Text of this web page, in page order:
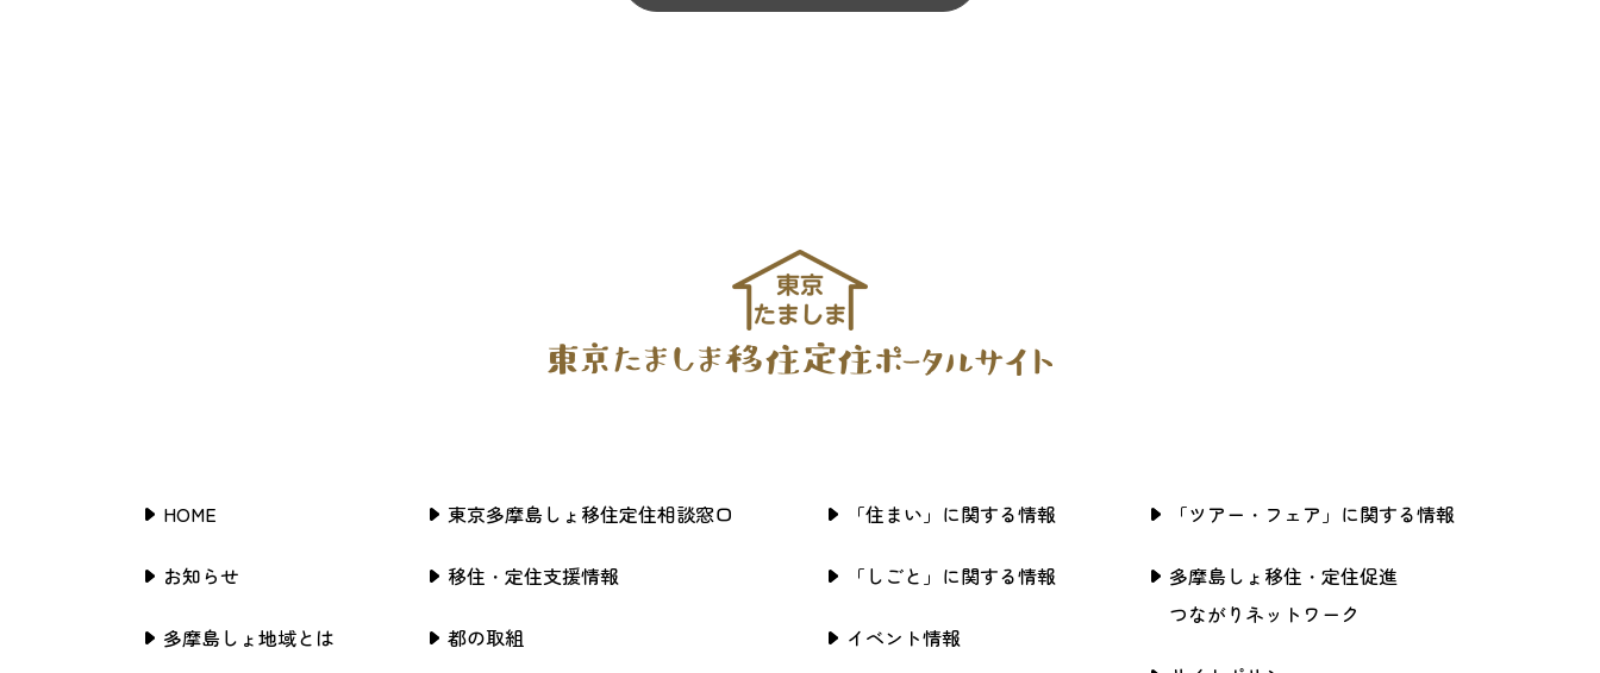
HOME
お知らせ
多摩島しょ地域とは
東京多摩島しょ移住定住相談窓口
移住・定住支援情報
都の取組
「住まい」に関する情報
「しごと」に関する情報
イベント情報
「ツアー・フェア」に関する情報
多摩島しょ移住・定住促進
つながりネットワーク